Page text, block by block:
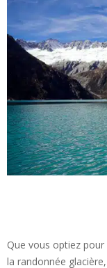
Que vous optiez pour
la randonnée